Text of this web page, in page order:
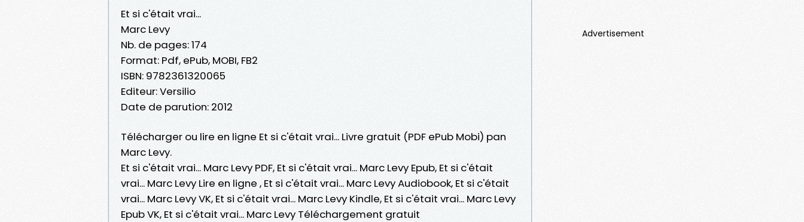
Et si c'était vrai...
Marc Levy
Nb. de pages: 174
Format: Pdf, ePub, MOBI, FB2
ISBN: 9782361320065
Editeur: Versilio
Date de parution: 2012
Télécharger ou lire en ligne Et si c'était vrai... Livre gratuit (PDF ePub Mobi) pan
Marc Levy.
Et si c'était vrai... Marc Levy PDF, Et si c'était vrai... Marc Levy Epub, Et si c'était
vrai... Marc Levy Lire en ligne , Et si c'était vrai... Marc Levy Audiobook, Et si c'était
vrai... Marc Levy VK, Et si c'était vrai... Marc Levy Kindle, Et si c'était vrai... Marc Levy
Epub VK, Et si c'était vrai... Marc Levy Téléchargement gratuit
Advertisement